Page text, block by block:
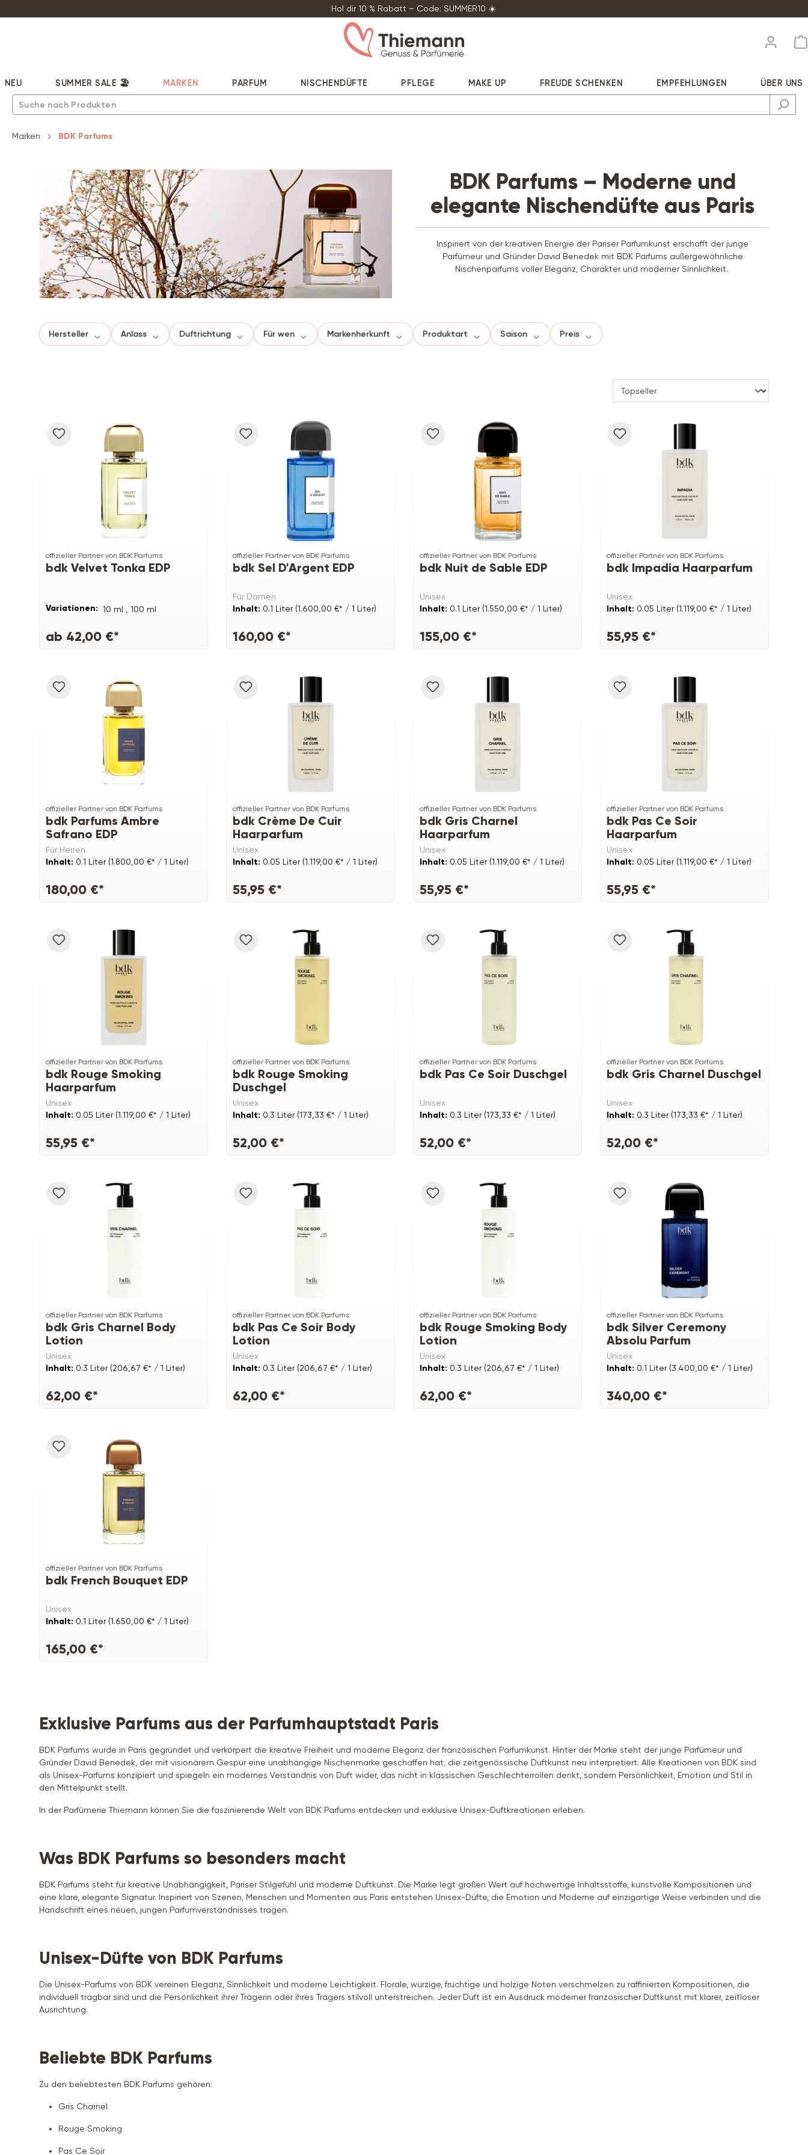
Hol dir 10 % Rabatt – Code: SUMMER10 ☀️
NEU SUMMER SALE 🏖️ MARKEN PARFUM NISCHENDÜFTE PFLEGE MAKE UP FREUDE SCHENKEN EMPFEHLUNGEN ÜBER UNS
Marken BDK Parfums
BDK Parfums – Moderne und
elegante Nischendüfte aus Paris
Inspiriert von der kreativen Energie der Pariser Parfumkunst erschafft der junge
Parfümeur und Gründer David Benedek mit BDK Parfums außergewöhnliche
Nischenparfums voller Eleganz, Charakter und moderner Sinnlichkeit.
Hersteller Anlass Duftrichtung Für wen Markenherkunft Produktart Saison Preis
offizieller Partner von BDK Parfums
bdk Velvet Tonka EDP
Variationen: 10 ml , 100 ml
ab 42,00 €*
offizieller Partner von BDK Parfums
bdk Sel D'Argent EDP
Für Damen
Inhalt: 0.1 Liter(1.600,00 €* / 1 Liter)
160,00 €*
offizieller Partner von BDK Parfums
bdk Nuit de Sable EDP
Unisex
Inhalt: 0.1 Liter(1.550,00 €* / 1 Liter)
155,00 €*
offizieller Partner von BDK Parfums
bdk Impadia Haarparfum
Unisex
Inhalt: 0.05 Liter(1.119,00 €* / 1 Liter)
55,95 €*
offizieller Partner von BDK Parfums
bdk Parfums Ambre
Safrano EDP
Für Herren
Inhalt: 0.1 Liter(1.800,00 €* / 1 Liter)
180,00 €*
offizieller Partner von BDK Parfums
bdk Crème De Cuir
Haarparfum
Unisex
Inhalt: 0.05 Liter(1.119,00 €* / 1 Liter)
55,95 €*
offizieller Partner von BDK Parfums
bdk Gris Charnel
Haarparfum
Unisex
Inhalt: 0.05 Liter(1.119,00 €* / 1 Liter)
55,95 €*
offizieller Partner von BDK Parfums
bdk Pas Ce Soir
Haarparfum
Unisex
Inhalt: 0.05 Liter(1.119,00 €* / 1 Liter)
55,95 €*
offizieller Partner von BDK Parfums
bdk Rouge Smoking
Haarparfum
Unisex
Inhalt: 0.05 Liter(1.119,00 €* / 1 Liter)
55,95 €*
offizieller Partner von BDK Parfums
bdk Rouge Smoking
Duschgel
Unisex
Inhalt: 0.3 Liter(173,33 €* / 1 Liter)
52,00 €*
offizieller Partner von BDK Parfums
bdk Pas Ce Soir Duschgel
Unisex
Inhalt: 0.3 Liter(173,33 €* / 1 Liter)
52,00 €*
offizieller Partner von BDK Parfums
bdk Gris Charnel Duschgel
Unisex
Inhalt: 0.3 Liter(173,33 €* / 1 Liter)
52,00 €*
offizieller Partner von BDK Parfums
bdk Gris Charnel Body
Lotion
Unisex
Inhalt: 0.3 Liter(206,67 €* / 1 Liter)
62,00 €*
offizieller Partner von BDK Parfums
bdk Pas Ce Soir Body
Lotion
Unisex
Inhalt: 0.3 Liter(206,67 €* / 1 Liter)
62,00 €*
offizieller Partner von BDK Parfums
bdk Rouge Smoking Body
Lotion
Unisex
Inhalt: 0.3 Liter(206,67 €* / 1 Liter)
62,00 €*
offizieller Partner von BDK Parfums
bdk Silver Ceremony
Absolu Parfum
Unisex
Inhalt: 0.1 Liter(3.400,00 €* / 1 Liter)
340,00 €*
offizieller Partner von BDK Parfums
bdk French Bouquet EDP
Unisex
Inhalt: 0.1 Liter(1.650,00 €* / 1 Liter)
165,00 €*
Exklusive Parfums aus der Parfumhauptstadt Paris
BDK Parfums wurde in Paris gegründet und verkörpert die kreative Freiheit und moderne Eleganz der französischen Parfumkunst. Hinter der Marke steht der junge Parfümeur und
Gründer David Benedek, der mit visionärem Gespür eine unabhängige Nischenmarke geschaffen hat, die zeitgenössische Duftkunst neu interpretiert. Alle Kreationen von BDK sind
als Unisex-Parfums konzipiert und spiegeln ein modernes Verständnis von Duft wider, das nicht in klassischen Geschlechterrollen denkt, sondern Persönlichkeit, Emotion und Stil in
den Mittelpunkt stellt.
In der Parfümerie Thiemann können Sie die faszinierende Welt von BDK Parfums entdecken und exklusive Unisex-Duftkreationen erleben.
Was BDK Parfums so besonders macht
BDK Parfums steht für kreative Unabhängigkeit, Pariser Stilgefühl und moderne Duftkunst. Die Marke legt großen Wert auf hochwertige Inhaltsstoffe, kunstvolle Kompositionen und
eine klare, elegante Signatur. Inspiriert von Szenen, Menschen und Momenten aus Paris entstehen Unisex-Düfte, die Emotion und Moderne auf einzigartige Weise verbinden und die
Handschrift eines neuen, jungen Parfumverständnisses tragen.
Unisex-Düfte von BDK Parfums
Die Unisex-Parfums von BDK vereinen Eleganz, Sinnlichkeit und moderne Leichtigkeit. Florale, würzige, fruchtige und holzige Noten verschmelzen zu raffinierten Kompositionen, die
individuell tragbar sind und die Persönlichkeit ihrer Trägerin oder ihres Trägers stilvoll unterstreichen. Jeder Duft ist ein Ausdruck moderner französischer Duftkunst mit klarer, zeitloser
Ausrichtung.
Beliebte BDK Parfums
Zu den beliebtesten BDK Parfums gehören:
Gris Charnel
Rouge Smoking
Pas Ce Soir